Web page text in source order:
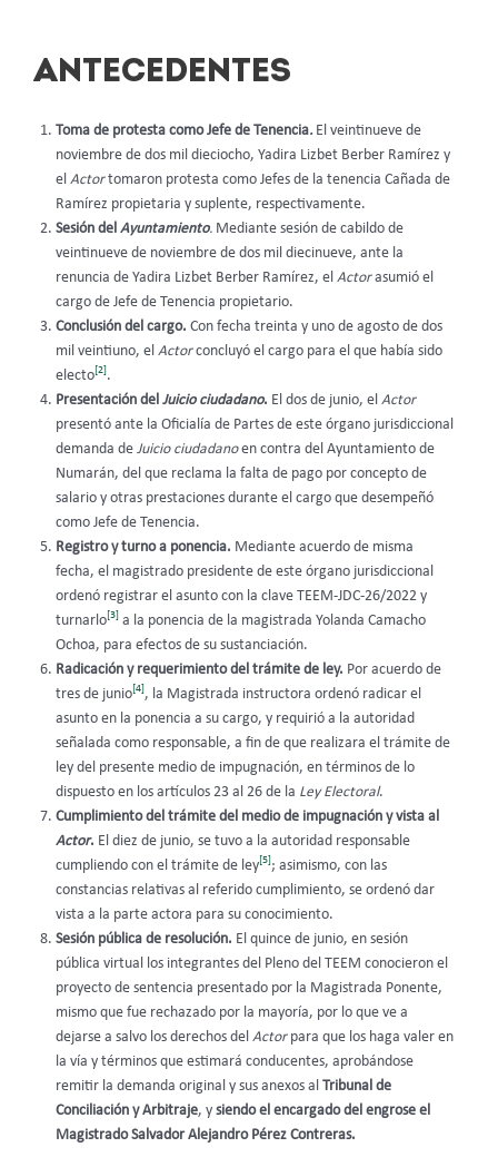
ANTECEDENTES
Toma de protesta como Jefe de Tenencia. El veintinueve de
noviembre de dos mil dieciocho, Yadira Lizbet Berber Ramírez y
el Actortomaron protesta como Jefes de la tenencia Cañada de
Ramírez propietaria y suplente, respectivamente.
Sesión del Ayuntamiento. Mediante sesión de cabildo de
veintinueve de noviembre de dos mil diecinueve, ante la
renuncia de Yadira Lizbet Berber Ramírez, el Actorasumió el
cargo de Jefe de Tenencia propietario.
Conclusión del cargo. Con fecha treinta y uno de agosto de dos
mil veintiuno, el Actorconcluyó el cargo para el que había sido
electo [2] .
Presentación del Juicio ciudadano. El dos de junio, el Actor
presentó ante la Oficialía de Partes de este órgano jurisdiccional
demanda de Juicio ciudadanoen contra del Ayuntamiento de
Numarán, del que reclama la falta de pago por concepto de
salario y otras prestaciones durante el cargo que desempeñó
como Jefe de Tenencia.
Registro y turno a ponencia. Mediante acuerdo de misma
fecha, el magistrado presidente de este órgano jurisdiccional
ordenó registrar el asunto con la clave TEEM-JDC-26/2022 y
turnarlo [3] a la ponencia de la magistrada Yolanda Camacho
Ochoa, para efectos de su sustanciación.
Radicación y requerimiento del trámite de ley. Por acuerdo de
tres de junio [4] , la Magistrada instructora ordenó radicar el
asunto en la ponencia a su cargo, y requirió a la autoridad
señalada como responsable, a fin de que realizara el trámite de
ley del presente medio de impugnación, en términos de lo
dispuesto en los artículos 23 al 26 de la Ley Electoral.
Cumplimiento del trámite del medio de impugnación y vista al
Actor. El diez de junio, se tuvo a la autoridad responsable
cumpliendo con el trámite de ley [5] ; asimismo, con las
constancias relativas al referido cumplimiento, se ordenó dar
vista a la parte actora para su conocimiento.
Sesión pública de resolución. El quince de junio, en sesión
pública virtual los integrantes del Pleno del TEEM conocieron el
proyecto de sentencia presentado por la Magistrada Ponente,
mismo que fue rechazado por la mayoría, por lo que ve a
dejarse a salvo los derechos del Actorpara que los haga valer en
la vía y términos que estimará conducentes, aprobándose
remitir la demanda original y sus anexos al Tribunal de
Conciliación y Arbitraje, y siendo el encargado del engrose el
Magistrado Salvador Alejandro Pérez Contreras.